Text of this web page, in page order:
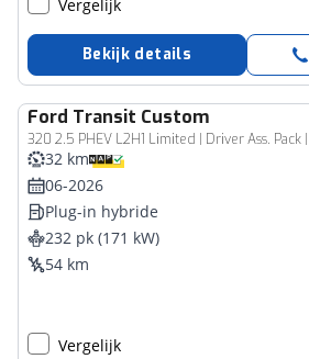
Vergelijk
Bekijk details
Ford Transit Custom
Bedrijfswagen
32 km
06-2026
Plug-in hybride
232 pk (171 kW)
54 km
Vergelijk